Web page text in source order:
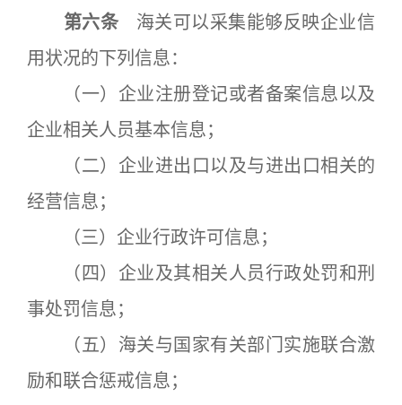
第六条 海关可以采集能够反映企业信
用状况的下列信息：
（一）企业注册登记或者备案信息以及
企业相关人员基本信息；
（二）企业进出口以及与进出口相关的
经营信息；
（三）企业行政许可信息；
（四）企业及其相关人员行政处罚和刑
事处罚信息；
（五）海关与国家有关部门实施联合激
励和联合惩戒信息；